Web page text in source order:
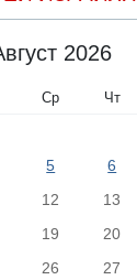
2026
Ср Чт
5 6
12 13
19 20
26 27